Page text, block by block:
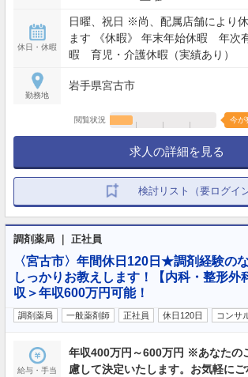
休日・休暇
日曜、祝日 ※尚、配属店舗により
ます 《休暇》 年末年始休暇 年
暇 育児・介護休暇（実績あり）
勤務地
岩手県宮古市
閲覧状況 今が
求人の詳細を見る
検討リスト（要ログイン
調剤薬局 ｜ 正社員
〈宮古市〉年間休日120日★調剤経験の
しっかりお教えします！【内科・整形外
収＞年収600万円可能！
調剤薬局 一般薬剤師 正社員 休日120日 コンサ
給与・手当
年収400万円～600万円 ※あなたの
慮して決定いたします。お気軽にご